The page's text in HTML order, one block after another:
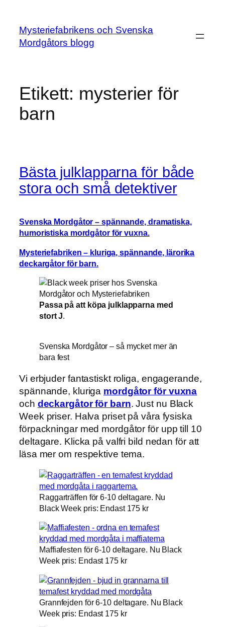
innehåll
Mysteriefabrikens och Svenska
Mordgåtors blogg
Etikett: mysterier för
barn
Bästa julklapparna för både
stora och små detektiver
Svenska Mordgåtor – spännande, dramatiska,
humoristiska mordgåtor för vuxna.
Mysteriefabriken – kluriga, spännande, lärorika
deckargåtor för barn.
Passa på att köpa julklapparna med
stort J.
Svenska Mordgåtor – så mycket mer än
bara fest
Vi erbjuder fantastiskt roliga, engagerande,
spännande, kluriga mordgåtor för vuxna
och deckargåtor för barn. Just nu Black
Week priser. Halva priset på våra fysiska
förpackningar med mordgåtor för upp till 10
deltagare. Klicka på valfri bild nedan för att
läsa mer om respektive tema.
Raggarträffen för 6-10 deltagare. Nu
Black Week pris: Endast 175 kr
Maffiafesten för 6-10 deltagare. Nu Black
Week pris: Endast 175 kr
Grannfejden för 6-10 deltagare. Nu Black
Week pris: Endast 175 kr